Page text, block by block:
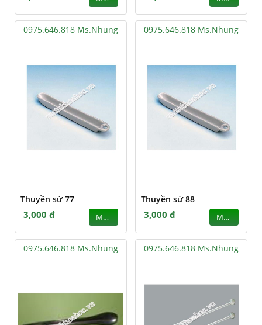
0975.646.818 Ms.Nhung
Thuyền sứ 77
3,000 đ MUA
0975.646.818 Ms.Nhung
Thuyền sứ 88
3,000 đ MUA
0975.646.818 Ms.Nhung 0975.646.818 Ms.Nhung